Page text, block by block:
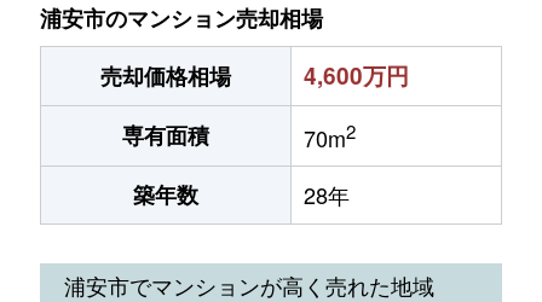
浦安市のマンション売却相場
売却価格相場
4,600万円
専有面積 70m2
築年数 28年
浦安市でマンションが高く売れた地域